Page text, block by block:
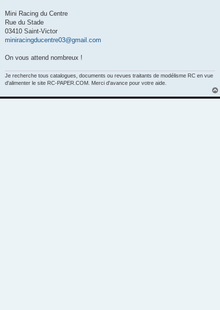
Mini Racing du Centre
Rue du Stade
03410 Saint-Victor
miniracingducentre03@gmail.com
On vous attend nombreux !
Je recherche tous catalogues, documents ou revues traitants de modélisme RC en vue
d'alimenter le site RC-PAPER.COM. Merci d'avance pour votre aide.